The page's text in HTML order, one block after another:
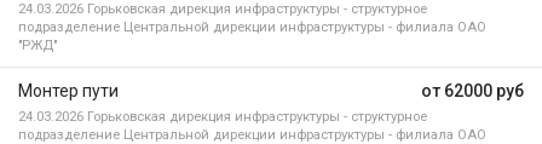
24.03.2026 Горьковская дирекция инфраструктуры - структурное
подразделение Центральной дирекции инфраструктуры - филиала ОАО
"РЖД"
от 62000 руб
Монтер пути
24.03.2026 Горьковская дирекция инфраструктуры - структурное
подразделение Центральной дирекции инфраструктуры - филиала ОАО